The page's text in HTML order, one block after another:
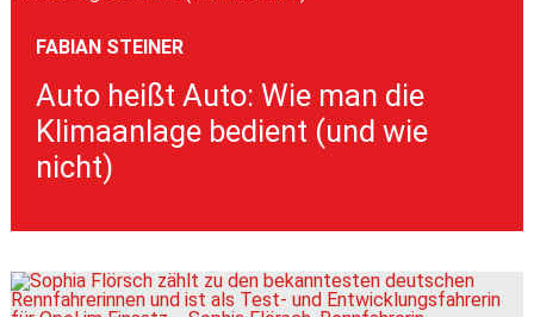
FABIAN STEINER
Auto heißt Auto: Wie man die
Klimaanlage bedient (und wie
nicht)